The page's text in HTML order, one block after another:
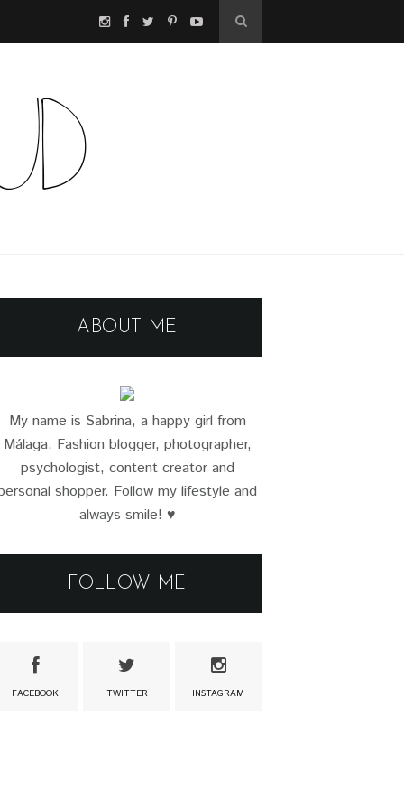
ABOUT ME
My name is Sabrina, a happy girl from
Málaga. Fashion blogger, photographer,
psychologist, content creator and
shopper. Follow my lifestyle and
always smile! ♥
FOLLOW ME
FACEBOOK TWITTER INSTAGRAM